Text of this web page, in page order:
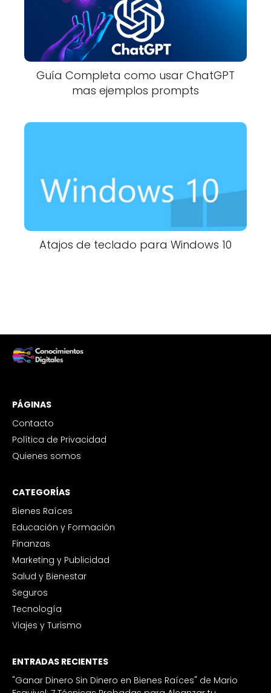
Guía Completa como usar ChatGPT
mas ejemplos prompts
Atajos de teclado para Windows 10
PÁGINAS
Contacto
Política de Privacidad
Quienes somos
CATEGORÍAS
Bienes Raíces
Educación y Formación
Finanzas
Marketing y Publicidad
Salud y Bienestar
Seguros
Tecnología
Viajes y Turismo
ENTRADAS RECIENTES
"Ganar Dinero Sin Dinero en Bienes Raíces" de Mario